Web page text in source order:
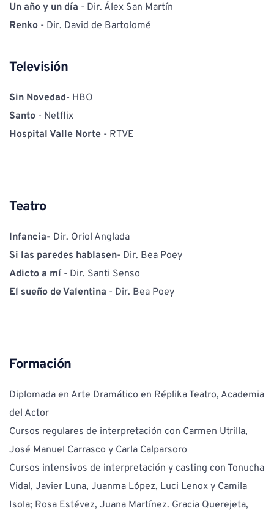
Un año y un día - Dir. Álex San Martín
Renko - Dir. David de Bartolomé
Televisión
Sin Novedad- HBO
Santo - Netflix
Hospital Valle Norte - RTVE
Teatro
Infancia- Dir. Oriol Anglada
Si las paredes hablasen- Dir. Bea Poey
Adicto a mí - Dir. Santi Senso
El sueño de Valentina - Dir. Bea Poey
Formación
Diplomada en Arte Dramático en Réplika Teatro, Academia
del Actor
Cursos regulares de interpretación con Carmen Utrilla,
José Manuel Carrasco y Carla Calparsoro
Cursos intensivos de interpretación y casting con Tonucha
Vidal, Javier Luna, Juanma López, Luci Lenox y Camila
Isola; Rosa Estévez, Juana Martínez. Gracia Querejeta,